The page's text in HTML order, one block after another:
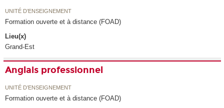
UNITÉ D’ENSEIGNEMENT
Formation ouverte et à distance (FOAD)
Lieu(x)
Grand-Est
Anglais professionnel
UNITÉ D’ENSEIGNEMENT
Formation ouverte et à distance (FOAD)